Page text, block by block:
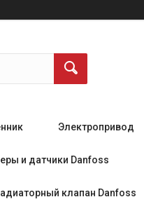
Электропривод
и датчики Danfoss
клапан Danfoss